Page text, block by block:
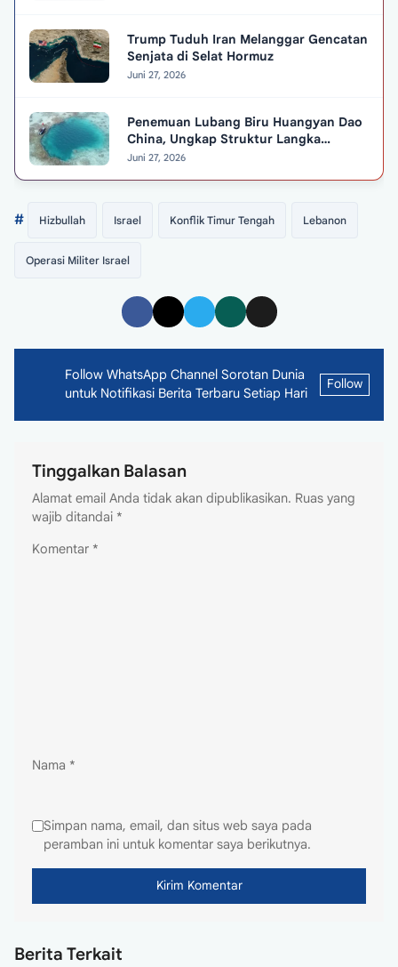
Trump Tuduh Iran Melanggar Gencatan
Senjata di Selat Hormuz
Juni 27, 2026
Penemuan Lubang Biru Huangyan Dao
China, Ungkap Struktur Langka
Berusia 3.200 Tahun
Juni 27, 2026
# Hizbullah Israel Konflik Timur Tengah Lebanon
Operasi Militer Israel
Follow WhatsApp Channel Sorotan Dunia
untuk Notifikasi Berita Terbaru Setiap Hari
Follow
Tinggalkan Balasan
Alamat email Anda tidak akan dipublikasikan. Ruas yang
wajib ditandai *
Komentar *
Nama *
Simpan nama, email, dan situs web saya pada
peramban ini untuk komentar saya berikutnya.
Berita Terkait